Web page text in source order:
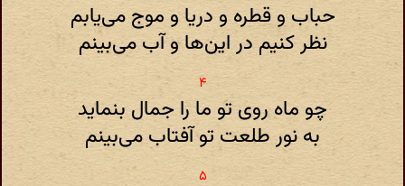
حباب و قطره و دریا و موج می‌یابم
نظر کنیم در این‌ها و آب می‌بینم
چو ماه روی تو ما را جمال بنماید
به نور طلعت تو آفتاب می‌بینم